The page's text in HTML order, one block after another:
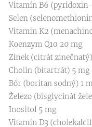
Vitamín B6
Selen
Vitamin K2
Koenzym Q10 20 mg
Zinek (citrát
Cholin (bitartrát) 5 mg
Bór (boritan sodný) 1
Železo (bisglycinát
Inositol 5 mg
Vitamin D3